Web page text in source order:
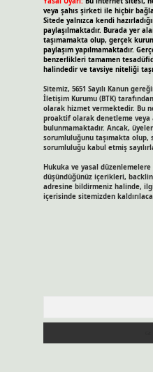
veya şahıs şirketi ile hiçbir
Sitede yalnızca kendi
paylaşılmaktadır. Burada yer
taşımamakta olup, gerçek
paylaşım yapılmamaktadır.
benzerlikleri tamamen
halindedir ve tavsiye niteliği
Sitemiz, 5651 Sayılı Kanun
İletişim Kurumu (BTK)
olarak hizmet vermektedir. Bu
proaktif olarak denetleme veya
bulunmamaktadır. Ancak,
sorumluluğunu taşımakta olup,
sorumluluğu kabul etmiş
Hukuka ve yasal düzenlemelere
düşündüğünüz içerikleri,
adresine bildirmeniz halinde,
içerisinde sitemizden